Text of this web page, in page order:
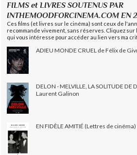
FILMS et LIVRES SOUTENUS PAR
INTHEMOODFORCINEMA.COM EN
Ces films (et livres sur le cinéma) sont ceux de
recommande vivement, sans réserves. Cliquez
qui vous intéresse pour accéder au lien vers ma
ADIEU MONDE CRUEL de Félix de
DELON - MELVILLE, LA SOLITUDE DE
Laurent Galinon
EN FIDÈLE AMITIÉ (Lettres de